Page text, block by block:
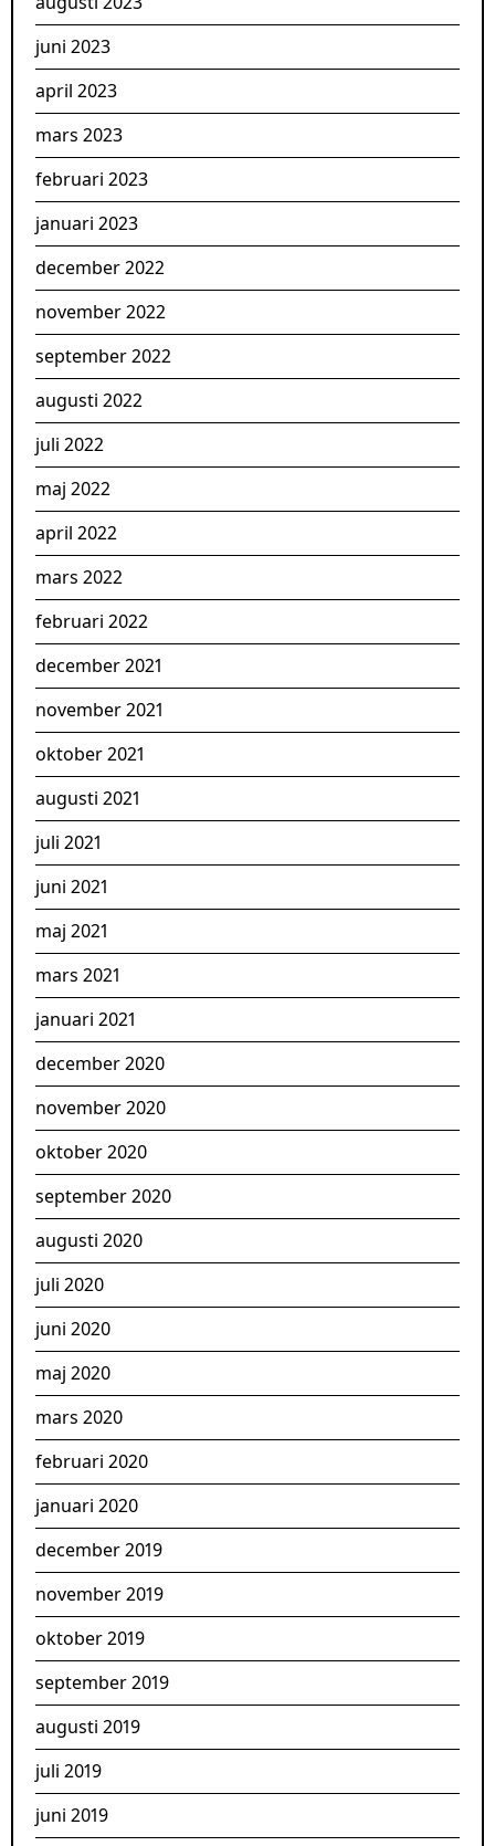
juni 2023
april 2023
mars 2023
februari 2023
januari 2023
december 2022
november 2022
september 2022
augusti 2022
juli 2022
maj 2022
april 2022
mars 2022
februari 2022
december 2021
november 2021
oktober 2021
augusti 2021
juli 2021
juni 2021
maj 2021
mars 2021
januari 2021
december 2020
november 2020
oktober 2020
september 2020
augusti 2020
juli 2020
juni 2020
maj 2020
mars 2020
februari 2020
januari 2020
december 2019
november 2019
oktober 2019
september 2019
augusti 2019
juli 2019
juni 2019